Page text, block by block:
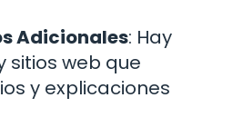
Adicionales: Hay
sitios web que
y explicaciones